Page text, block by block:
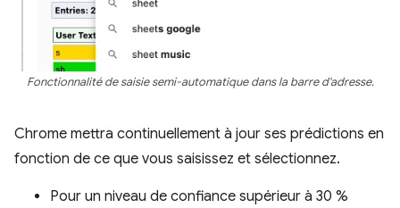
Fonctionnalité de saisie semi-automatique dans la barre d'adresse.
Chrome mettra continuellement à jour ses prédictions en
fonction de ce que vous saisissez et sélectionnez.
Pour un niveau de confiance supérieur à 30 %